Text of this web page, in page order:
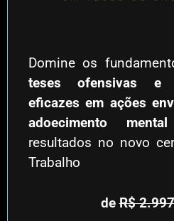
Domine os
teses ofensivas e
eficazes em ações
adoecimento mental
resultados no novo
Trabalho
deR$